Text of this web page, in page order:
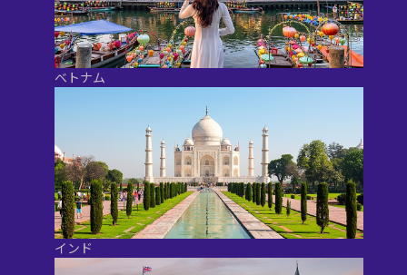
ベトナム
インド